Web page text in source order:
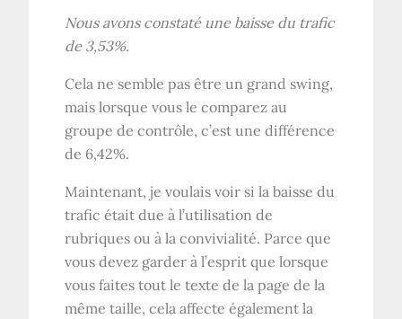
Nous avons constaté une baisse du trafic
de 3,53%.
Cela ne semble pas être un grand swing,
mais lorsque vous le comparez au
groupe de contrôle, c’est une différence
de 6,42%.
Maintenant, je voulais voir si la baisse du
trafic était due à l’utilisation de
rubriques ou à la convivialité. Parce que
vous devez garder à l’esprit que lorsque
vous faites tout le texte de la page de la
même taille, cela affecte également la